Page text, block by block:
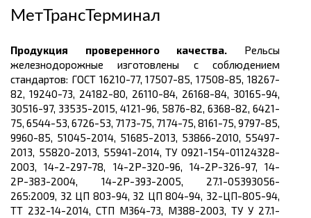
МетТрансТерминал
Продукция проверенного качества. Рельсы
железнодорожные изготовлены с соблюдением
стандартов: ГОСТ 16210-77, 17507-85, 17508-85, 18267-
82, 19240-73, 24182-80, 26110-84, 26168-84, 30165-94,
30516-97, 33535-2015, 4121-96, 5876-82, 6368-82, 6421-
75, 6544-53, 6726-53, 7173-75, 7174-75, 8161-75, 9797-85,
9960-85, 51045-2014, 51685-2013, 53866-2010, 55497-
2013, 55820-2013, 55941-2014, ТУ 0921-154-01124328-
2003, 14-2-297-78, 14-2Р-320-96, 14-2Р-326-97, 14-
2Р-383-2004, 14-2Р-393-2005, 27.1-05393056-
265:2009, 32 ЦП 803-94, 32 ЦП 804-94, 32-ЦП-805-94,
ТТ 232-14-2014, СТП М364-73, М388-2003, ТУ У 27.1-